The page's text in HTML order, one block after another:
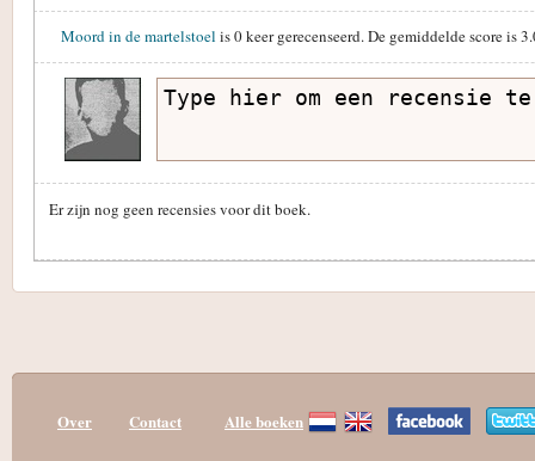
Moord in de martelstoel is0keer gerecenseerd. De gemiddelde score is
Er zijn nog geen recensies voor dit boek.
Over Contact Alle boeken